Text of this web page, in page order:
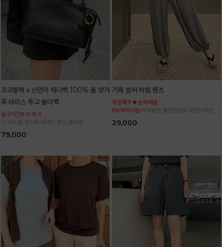
코코블랙 x 신민아 제니백 100% 올 양가
죽 테라스 투고 숄더백
공구기간8.5~8.9
100% 올 양가죽 테라스 투고 숄더백
79,000
기획 썸머 하렘 팬츠
주문폭주★순차배송
88까지가능!여유로운 벌룬핏으로 자연스러운 체
29,000